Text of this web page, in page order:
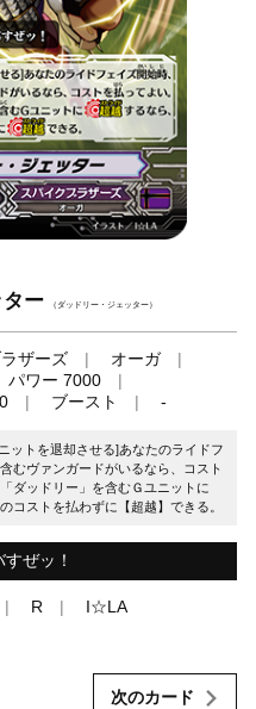
ー （ダッドリー・ジェッター）
ザーズ
オーガ
パワー 7000
ブースト -
ットを退却させる]あなたのライドフ
むヴァンガードがいるなら、コスト
ダッドリー」を含むＧユニットに
コストを払わずに【超越】できる。
ぜッ！
R I☆LA
次のカード